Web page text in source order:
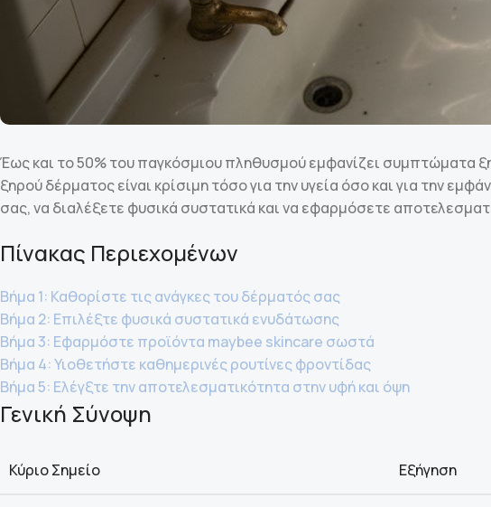
Έως και το 50% του παγκόσμιου πληθυσμού εμφανίζει συμπτώματα
ξηρού δέρματος είναι κρίσιμη τόσο για την υγεία όσο και για την
σας, να διαλέξετε φυσικά συστατικά και να εφαρμόσετε
Πίνακας Περιεχομένων
Βήμα 1: Καθορίστε τις ανάγκες του δέρματός σας
Βήμα 2: Επιλέξτε φυσικά συστατικά ενυδάτωσης
Βήμα 3: Εφαρμόστε προϊόντα maybee skincare σωστά
Βήμα 4: Υιοθετήστε καθημερινές ρουτίνες φροντίδας
Βήμα 5: Ελέγξτε την αποτελεσματικότητα στην υφή και όψη
Γενική Σύνοψη
Κύριο Σημείο Εξήγηση